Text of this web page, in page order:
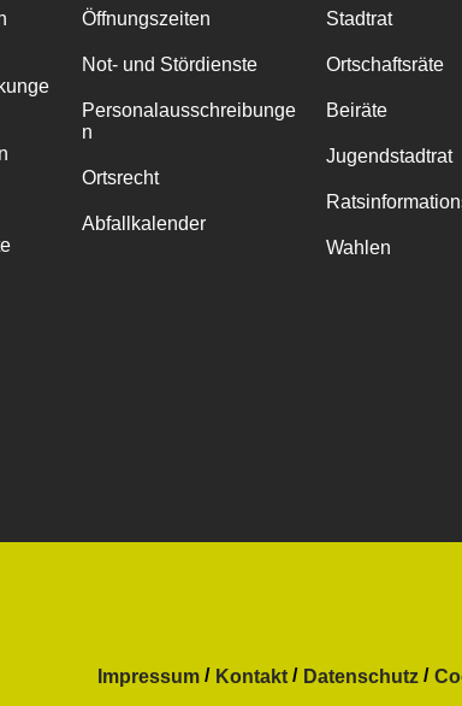
Öffnungszeiten
Not- und Stördienste
Personalausschreibunge
n
Ortsrecht
Abfallkalender
Stadtrat
Ortschaftsräte
Beiräte
Jugendstadtrat
Wahlen
Impressum Kontakt Datenschutz